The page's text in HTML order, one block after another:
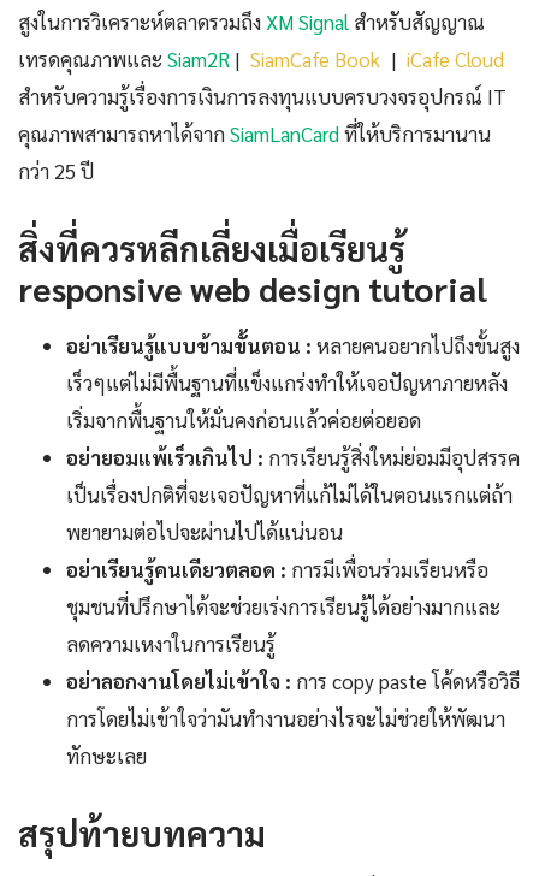
สูงในการวิเคราะห์ตลาดรวมถึง XM Signal สำหรับสัญญาณ
เทรดคุณภาพและ Siam2R | SiamCafe Book | iCafe Cloud
สำหรับความรู้เรื่องการเงินการลงทุนแบบครบวงจรอุปกรณ์ IT
คุณภาพสามารถหาได้จากSiamLanCardที่ให้บริการมานาน
กว่า 25 ปี
สิ่งที่ควรหลีกเลี่ยงเมื่อเรียนรู้
responsive web design tutorial
อย่าเรียนรู้แบบข้ามขั้นตอน : หลายคนอยากไปถึงขั้นสูง
เร็วๆแต่ไม่มีพื้นฐานที่แข็งแกร่งทำให้เจอปัญหาภายหลัง
เริ่มจากพื้นฐานให้มั่นคงก่อนแล้วค่อยต่อยอด
อย่ายอมแพ้เร็วเกินไป : การเรียนรู้สิ่งใหม่ย่อมมีอุปสรรค
เป็นเรื่องปกติที่จะเจอปัญหาที่แก้ไม่ได้ในตอนแรกแต่ถ้า
พยายามต่อไปจะผ่านไปได้แน่นอน
อย่าเรียนรู้คนเดียวตลอด : การมีเพื่อนร่วมเรียนหรือ
ชุมชนที่ปรึกษาได้จะช่วยเร่งการเรียนรู้ได้อย่างมากและ
ลดความเหงาในการเรียนรู้
อย่าลอกงานโดยไม่เข้าใจ : การ copy paste โค้ดหรือวิธี
การโดยไม่เข้าใจว่ามันทำงานอย่างไรจะไม่ช่วยให้พัฒนา
ทักษะเลย
สรุปท้ายบทความ